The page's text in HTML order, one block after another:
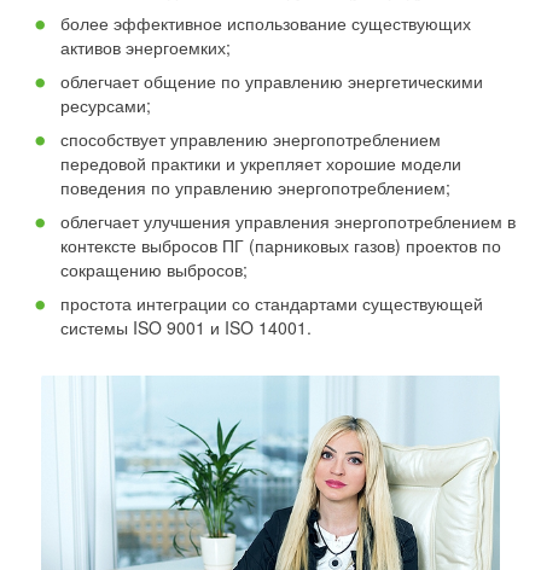
более эффективное использование существующих
активов энергоемких;
облегчает общение по управлению энергетическими
ресурсами;
способствует управлению энергопотреблением
передовой практики и укрепляет хорошие модели
поведения по управлению энергопотреблением;
облегчает улучшения управления энергопотреблением в
контексте выбросов ПГ (парниковых газов) проектов по
сокращению выбросов;
простота интеграции со стандартами существующей
системы ISO 9001 и ISO 14001.